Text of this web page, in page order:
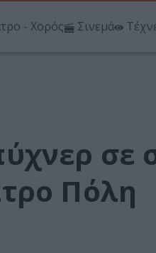
- Χορός Σινεμά
σε
Πόλη